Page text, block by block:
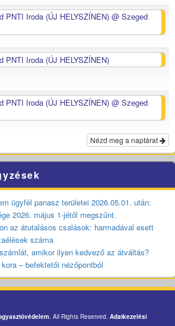
PNTI Iroda (ÚJ HELYSZÍNEN) @ Szeged
PNTI Iroda (ÚJ HELYSZÍNEN)
PNTI Iroda (ÚJ HELYSZÍNEN) @ Szeged
Nézd meg a naptárat
ügyfél panasz területei 2026.05.01. után:
2026. május 1-jétől megszűnt.
az átutalásos csalások: harmadával esett
száma
amikor ilyen kedvező az átváltás?
– befektetői nézőpontból
. All Rights Reserved. Adatkezelési